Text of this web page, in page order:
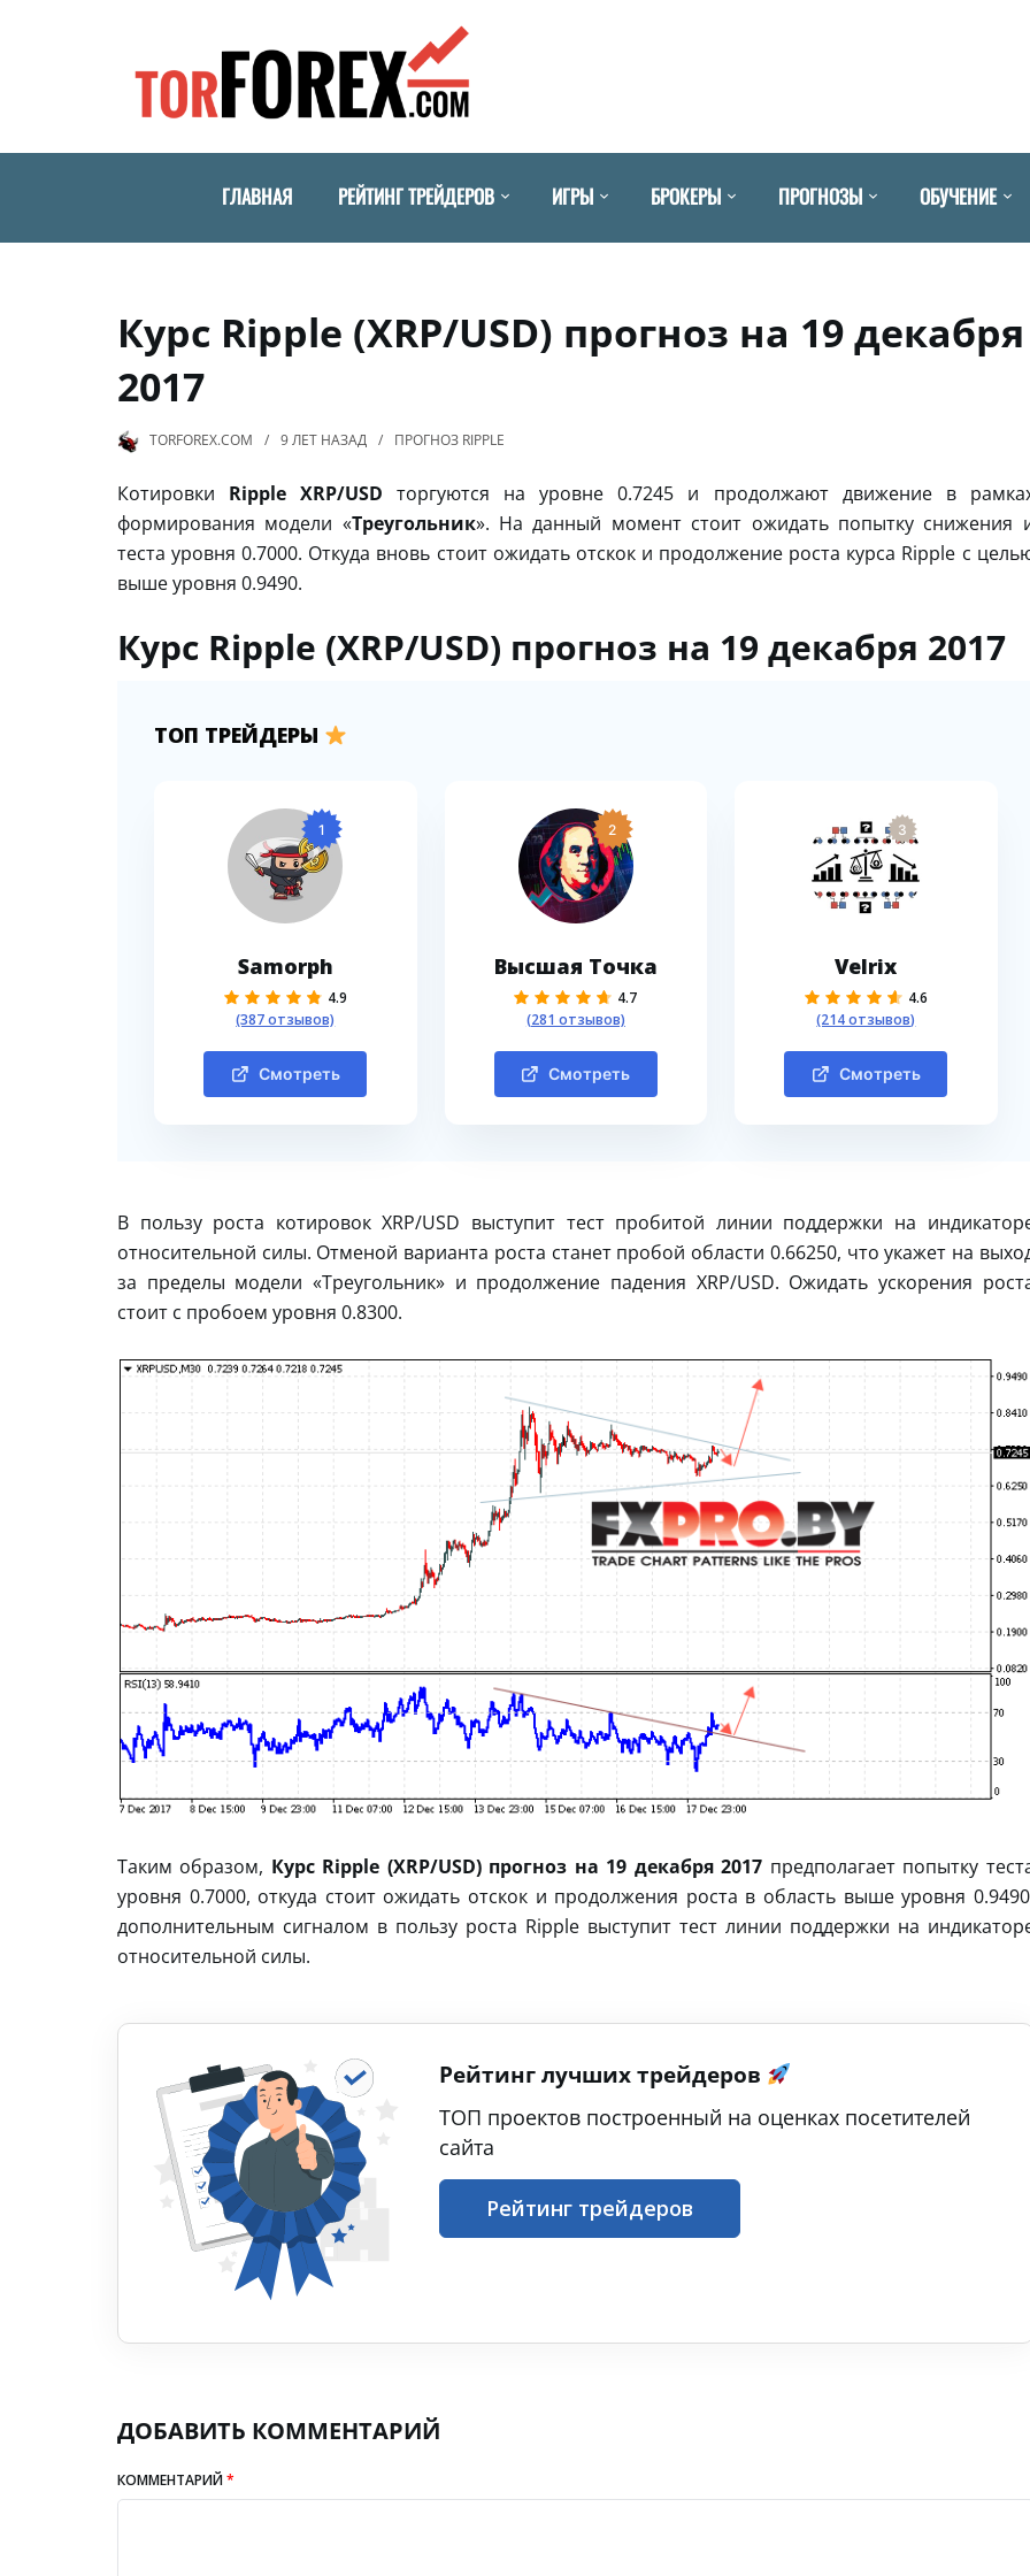
ГЛАВНАЯ РЕЙТИНГ ТРЕЙДЕРОВ ИГРЫ БРОКЕРЫ ПРОГНОЗЫ ОБУЧЕНИЕ
Курс Ripple (XRP/USD) прогноз на 19 декабря
2017
TORFOREX.COM 9 ЛЕТ НАЗАД ПРОГНОЗ RIPPLE
Котировки Ripple XRP/USD торгуются на уровне 0.7245 и продолжают движение в
формирования модели «Треугольник». На данный момент стоит ожидать попытку снижения
теста уровня 0.7000. Откуда вновь стоит ожидать отскок и продолжение роста курса Ripple с
выше уровня 0.9490.
Курс Ripple (XRP/USD) прогноз на 19 декабря 2017
ТОП ТРЕЙДЕРЫ
1
Samorph
4.9
(387 отзывов)
Смотреть
2
Высшая Точка
4.7
(281 отзывов)
Смотреть
3
Velrix
4.6
(214 отзывов)
Смотреть
В пользу роста котировок XRP/USD выступит тест пробитой линии поддержки на
относительной силы. Отменой варианта роста станет пробой области 0.66250, что укажет на
за пределы модели «Треугольник» и продолжение падения XRP/USD. Ожидать ускорения
стоит с пробоем уровня 0.8300.
Таким образом, Курс Ripple (XRP/USD) прогноз на 19 декабря 2017 предполагает попытку
уровня 0.7000, откуда стоит ожидать отскок и продолжения роста в область выше уровня
дополнительным сигналом в пользу роста Ripple выступит тест линии поддержки на
относительной силы.
Рейтинг лучших трейдеров
ТОП проектов построенный на оценках посетителей
сайта
Рейтинг трейдеров
ДОБАВИТЬ КОММЕНТАРИЙ
КОММЕНТАРИЙ*